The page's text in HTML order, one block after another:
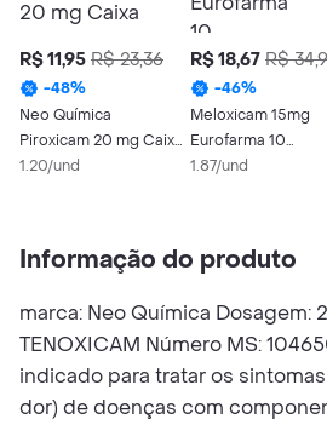
R$ 11,95 R$ 23,36
-48%
Neo Química
Piroxicam 20 mg Caixa
10 Cápsulas
1.20/und
R$ 18,67 R$
-46%
Meloxicam 15mg
Eurofarma 10
Comprimidos
1.87/und
Informação do produto
marca: Neo Química Dosagem:
TENOXICAM Número MS:
indicado para tratar os
dor) de doenças com